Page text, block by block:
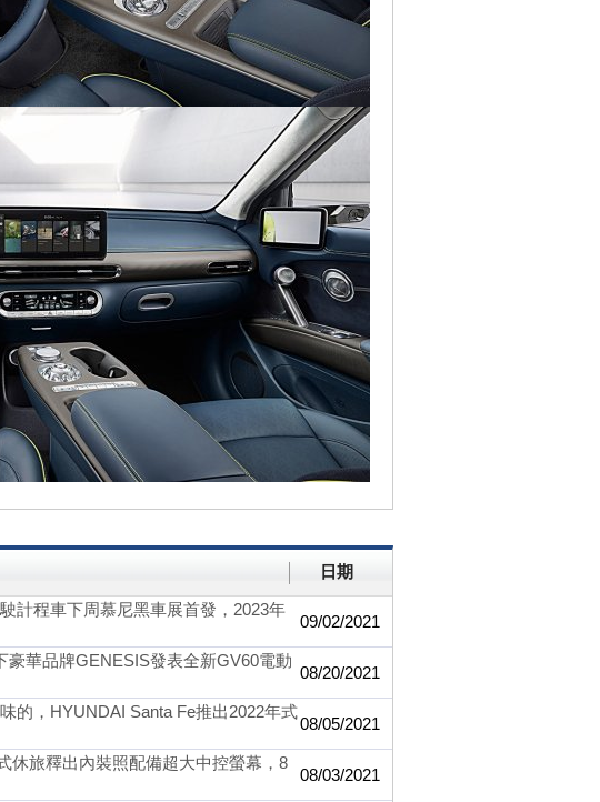
日期
計程車下周慕尼黑車展首發，2023年
09/02/2021
華品牌GENESIS發表全新GV60電動
08/20/2021
的，HYUNDAI Santa Fe推出2022年式
08/05/2021
休旅釋出內裝照配備超大中控螢幕，8
08/03/2021